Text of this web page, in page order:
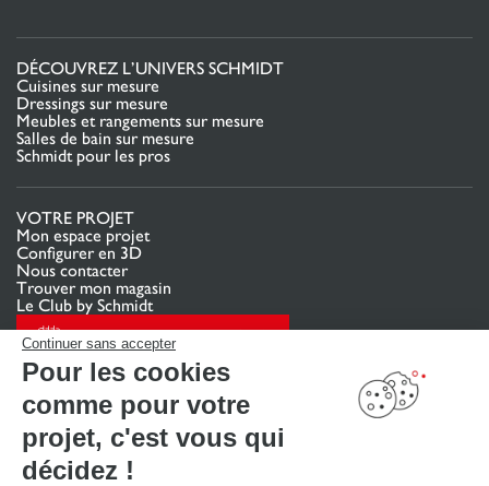
Continuer sans accepter
Pour les cookies
comme pour votre
projet, c'est vous qui
décidez !
DÉCOUVREZ L’UNIVERS SCHMIDT
Cuisines sur mesure
Dressings sur mesure
Meubles et rangements sur mesure
Salles de bain sur mesure
Schmidt pour les pros
VOTRE PROJET
Mon espace projet
Configurer en 3D
Nous contacter
Trouver mon magasin
Le Club by Schmidt
PRENDRE RENDEZ-VOUS
LIENS UTILES
Promotions
Guides de poses et d’entretien
Consulter notre catalogue